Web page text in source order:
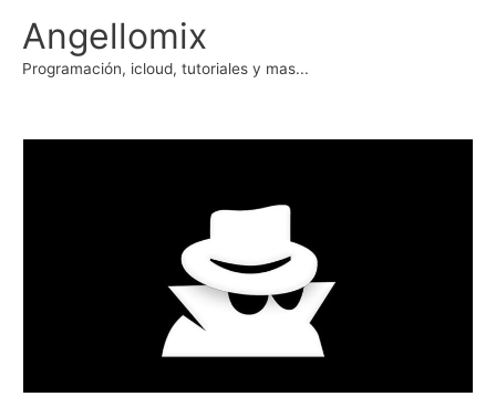
contenido
Angellomix
Programación, icloud, tutoriales y mas...